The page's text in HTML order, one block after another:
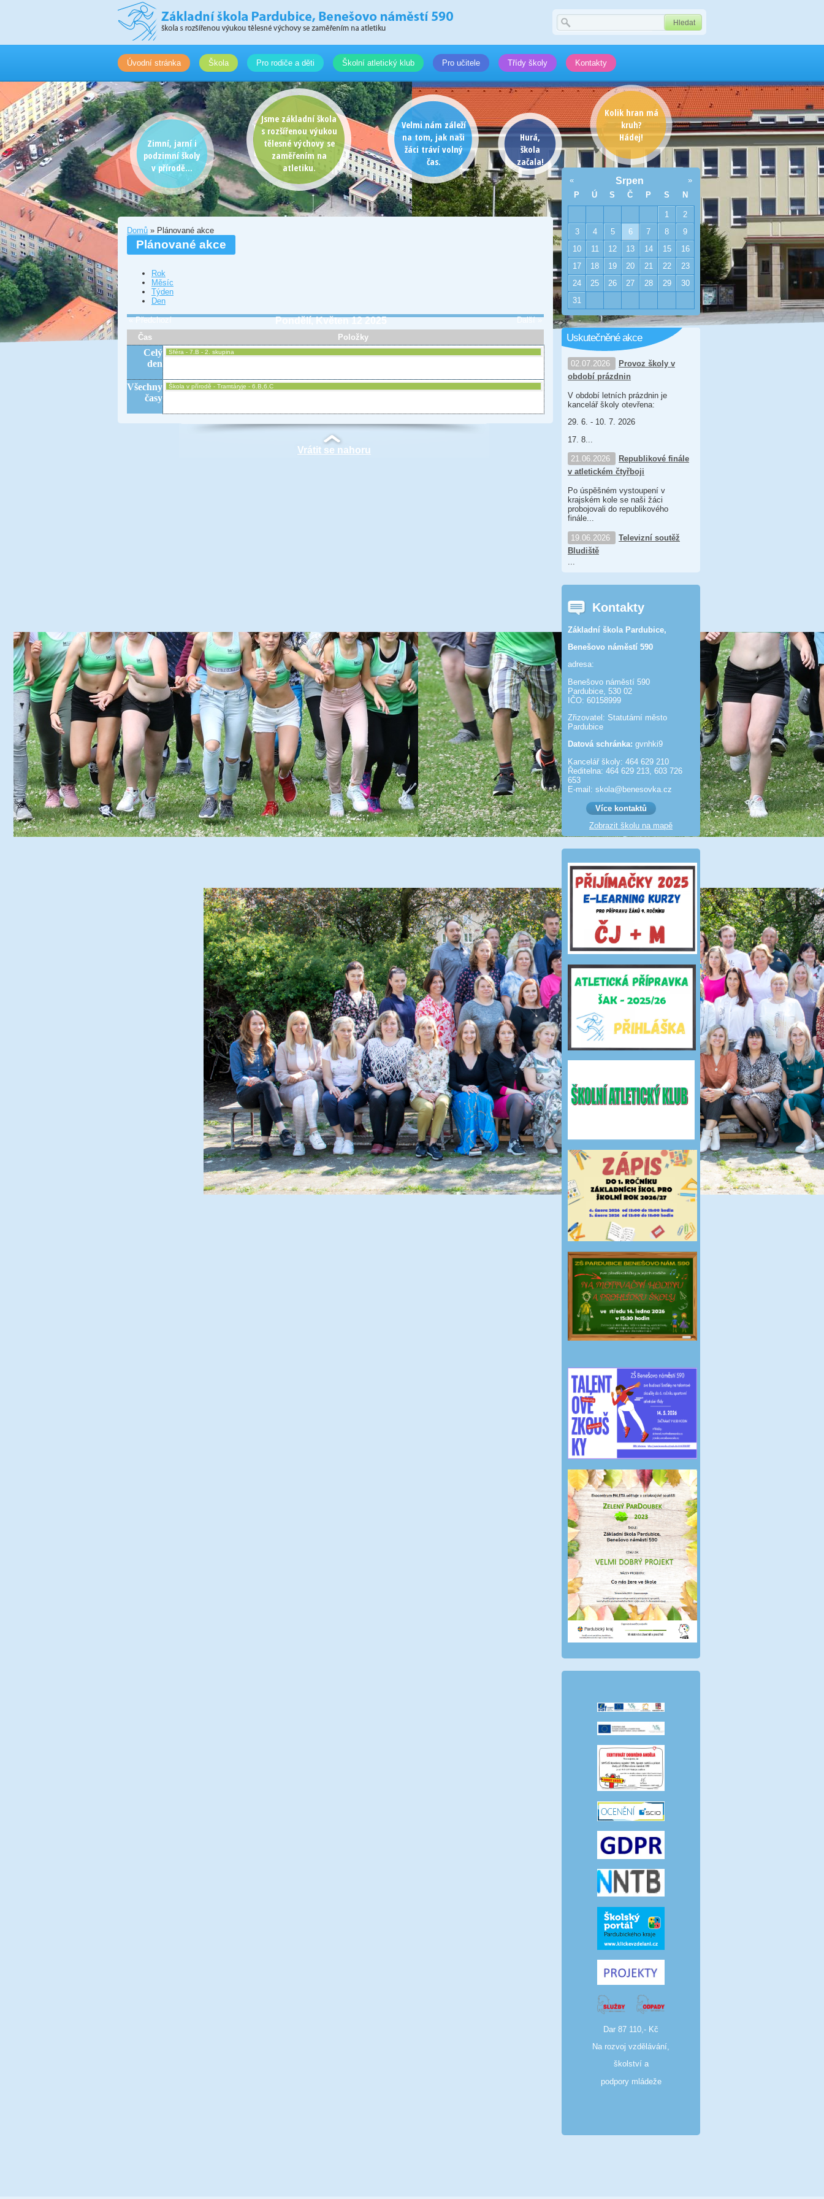
Úvodní stránka Škola Pro rodiče a děti Školní atletický klub Pro učitele Třídy školy Kontakty
Zimní, jarní i
podzimní školy
v přírodě...
Jsme základní škola
s rozšířenou výukou
tělesné výchovy se
zaměřením na
atletiku.
Velmi nám záleží
na tom, jak naši
žáci tráví volný
čas.
Hurá,
škola
začala!
Kolik hran má
kruh?
Hádej!
Domů » Plánované akce
Plánované akce
Rok
Měsíc
Týden
Den
« Předchozí Pondělí, Květen 12 2025
Další »
Čas
Položky
Celý
den
Sféra - 7.B - 2. skupina
Všechny
časy
Škola v přírodě - Tramtáryje - 6.B,6.C
Vrátit se nahoru
« Srpen
»
P
Ú S Č P S N
1
2
3
4 5 6 7 8
9
10
11 12 13 14 15
16
17
18 19 20 21 22
23
24
25 26 27 28 29
30
31
Uskutečněné akce
02.07.2026
Provoz školy v
období prázdnin
V období letních prázdnin je
kancelář školy otevřena:
29. 6. - 10. 7. 2026
17. 8...
21.06.2026
Republikové finále
v atletickém čtyřboji
Po úspěšném vystoupení v
krajském kole se naši žáci
probojovali do republikového
finále...
19.06.2026
Televizní soutěž
Bludiště
Kontakty
Základní škola Pardubice,
Benešovo náměstí 590
adresa:
Benešovo náměstí 590
Pardubice, 530 02
IČO: 60158999
Zřizovatel: Statutární město
Pardubice
Datová schránka: gvnhki9
Kancelář školy: 464 629 210
Ředitelna: 464 629 213, 603 726
653
E-mail: skola@benesov­ka.cz
Více kontaktů
Zobrazit školu na mapě
Dar 87 110,- Kč
Na rozvoj vzdělávání,
školství a
podpory mládeže